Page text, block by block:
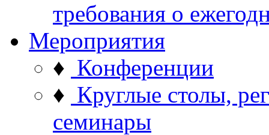
требования о
Мероприятия
♦ Конференции
♦ Круглые столы,
семинары